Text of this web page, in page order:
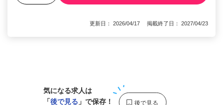
更新日： 2026/04/17 掲載終了日： 2027/04/23
気になる求人は
「後で見る 」で保存！